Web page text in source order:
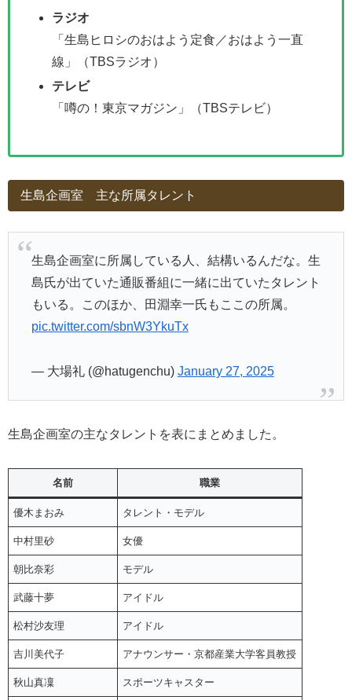
ラジオ
「生島ヒロシのおはよう定食／おはよう一直
線」（TBSラジオ）
テレビ
「噂の！東京マガジン」（TBSテレビ）
生島企画室 主な所属タレント
生島企画室に所属している人、結構いるんだな。生
島氏が出ていた通販番組に一緒に出ていたタレント
もいる。このほか、田淵幸一氏もここの所属。
pic.twitter.com/sbnW3YkuTx
— 大場礼 (@hatugenchu) January 27, 2025
生島企画室の主なタレントを表にまとめました。
名前 職業
優木まおみ タレント・モデル
中村里砂 女優
朝比奈彩 モデル
武藤十夢 アイドル
松村沙友理 アイドル
吉川美代子 アナウンサー・京都産業大学客員教授
秋山真凜 スポーツキャスター